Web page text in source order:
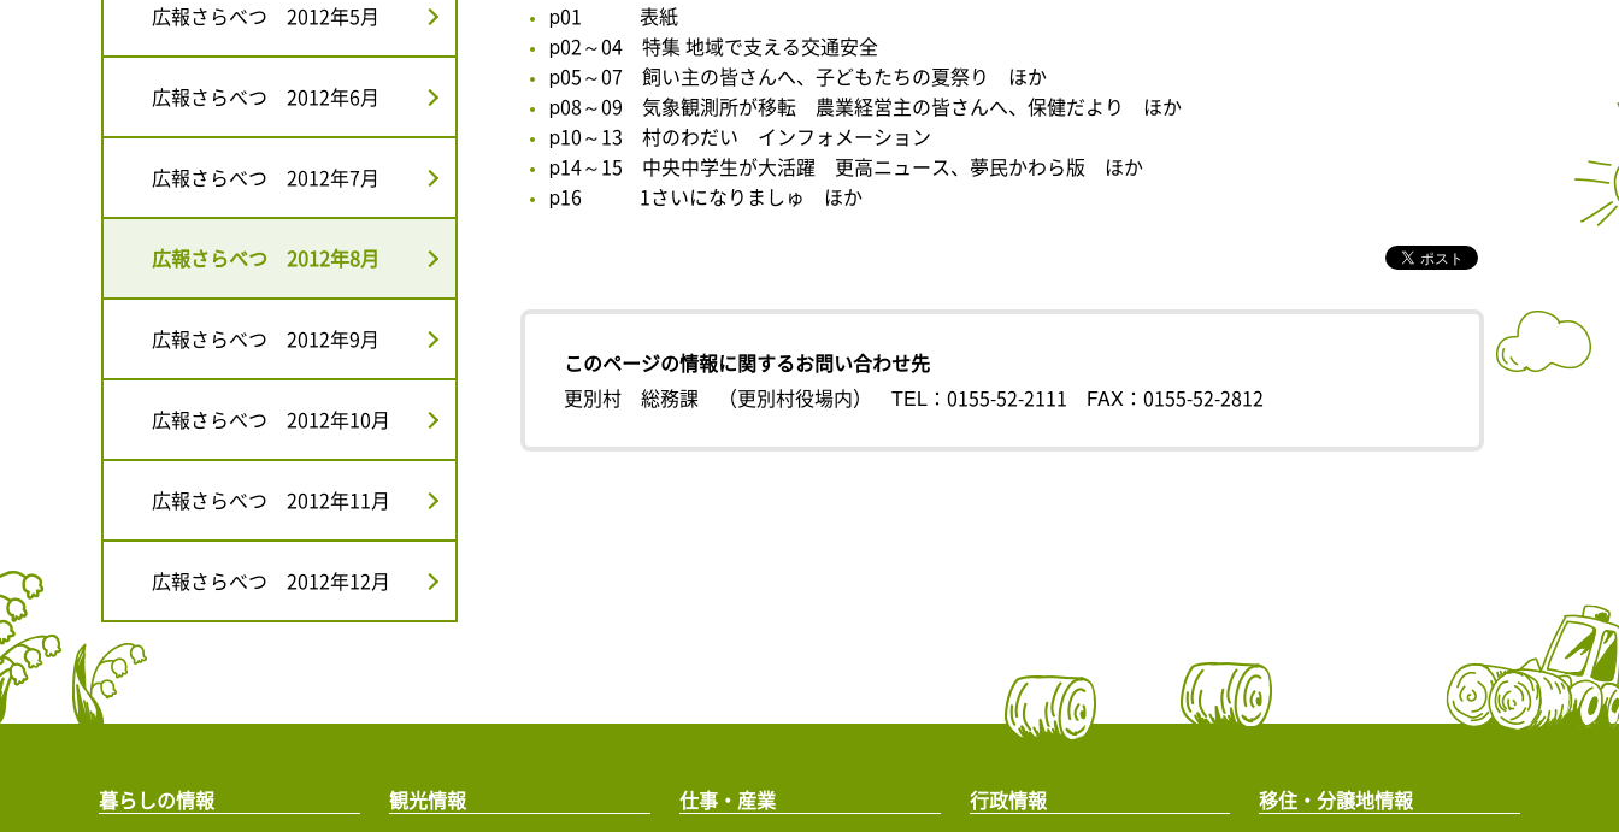
p01 表紙
p02～04 特集 地域で支える交通安全
p05～07 飼い主の皆さんへ、子どもたちの夏祭り ほか
p08～09 気象観測所が移転 農業経営主の皆さんへ、保健だより ほか
p10～13 村のわだい インフォメーション
p14～15 中央中学生が大活躍 更高ニュース、夢民かわら版 ほか
p16 1さいになりましゅ ほか
このページの情報に関するお問い合わせ先
更別村 総務課 （更別村役場内）
TEL：0155-52-2111 FAX：0155-52-2812
広報さらべつ 2012年5月
広報さらべつ 2012年6月
広報さらべつ 2012年7月
広報さらべつ 2012年8月
広報さらべつ 2012年9月
広報さらべつ 2012年10月
広報さらべつ 2012年11月
広報さらべつ 2012年12月
暮らしの情報 観光情報 仕事・産業 行政情報 移住・分譲地情報